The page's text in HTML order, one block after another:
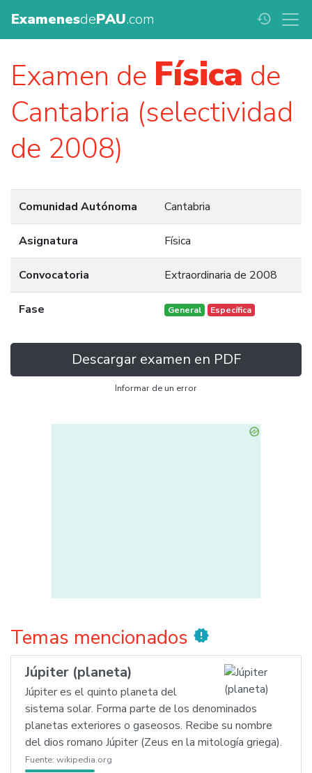
ExamenesdePAU.com history
Examen de Física de
Cantabria (selectividad
de 2008)
Comunidad Autónoma Cantabria
Asignatura Física
Convocatoria Extraordinaria de 2008
Fase General Específica
Descargar examen en PDF
Informar de un error
Temas mencionados new_releases
Júpiter (planeta)
Júpiter es el quinto planeta del
sistema solar. Forma parte de los denominados
planetas exteriores o gaseosos. Recibe su nombre
del dios romano Júpiter (Zeus en la mitología griega).
Fuente: wikipedia.org